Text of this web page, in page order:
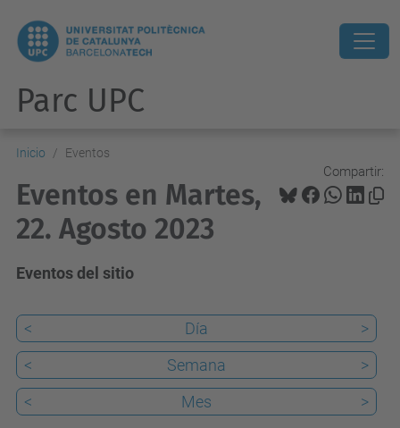
Parc UPC
Inicio Eventos
Compartir:
Eventos en Martes,
22. Agosto 2023
Eventos del sitio
< Día
>
<
Semana
>
<
Mes >